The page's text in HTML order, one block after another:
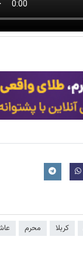
کربلا محرم